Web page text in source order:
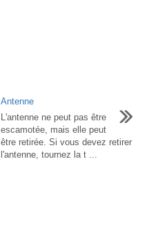
Antenne
L'antenne ne peut pas être
escamotée, mais elle peut
être retirée. Si vous devez retirer
l'antenne, tournez la t ...